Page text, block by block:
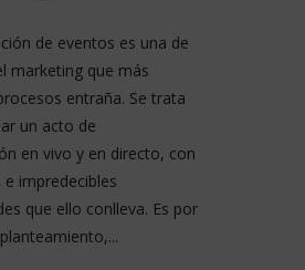
de eventos es una de
marketing que más
entraña. Se trata
un acto de
en vivo y en directo, con
e impredecibles
que ello conlleva. Es por